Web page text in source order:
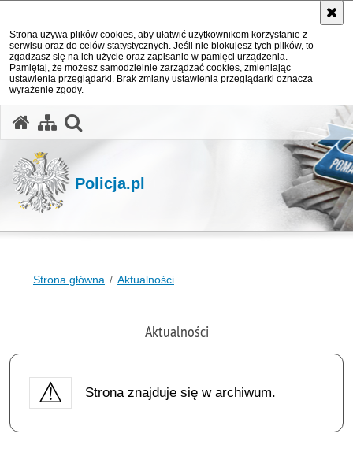
Strona używa plików cookies, aby ułatwić użytkownikom korzystanie z
serwisu oraz do celów statystycznych. Jeśli nie blokujesz tych plików, to
zgadzasz się na ich użycie oraz zapisanie w pamięci urządzenia.
Pamiętaj, że możesz samodzielnie zarządzać cookies, zmieniając
ustawienia przeglądarki. Brak zmiany ustawienia przeglądarki oznacza
wyrażenie zgody.
Policja.pl
Strona główna Aktualności
Aktualności
Strona znajduje się w archiwum.